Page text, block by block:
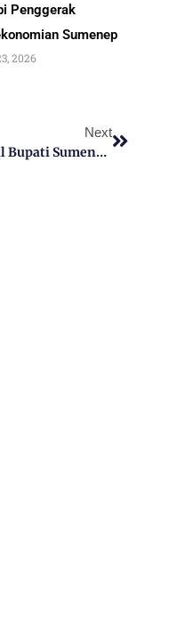
Penggerak
Sumenep
2026
Next
Wakil Bupati Sumenep Nyai Hj. Dewi Khalifah Resmikan Balai Rehabilitasi Adiyaksa Untuk Pecandu Narkoba